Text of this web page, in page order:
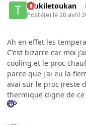
toukiletoukan
Posté(e) le 20 avril
Ah en effet les
C'est bizarre car moi
cooling et le proc
parce que j'ai eu la
avai sur le proc (reste
thermique digne de ce